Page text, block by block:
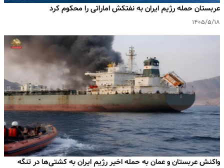
عربستان حمله رژیم ایران به نفتکش اماراتی را محکوم کرد
۱۴۰۵/۵/۱۸
واکنش عربستان و عمان به حمله اخیر رژیم ایران به کشتی‌ها در تنگه